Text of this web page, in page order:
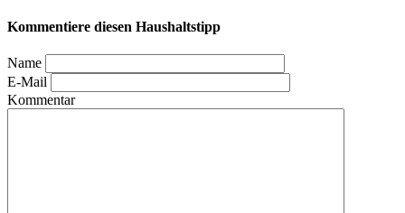
Kommentiere diesen Haushaltstipp
Name
E-Mail
Kommentar